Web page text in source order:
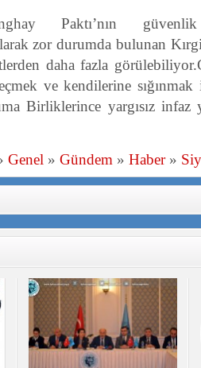
Paktı’nın
zor durumda bulunan
daha fazla
ve kendilerine
Birliklerince yargısız
Genel » Gündem » Haber»